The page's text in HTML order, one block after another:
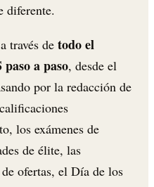
diferente.
través de todo el
a paso, desde el
por la redacción de
los exámenes de
de élite, las
ofertas, el Día de los